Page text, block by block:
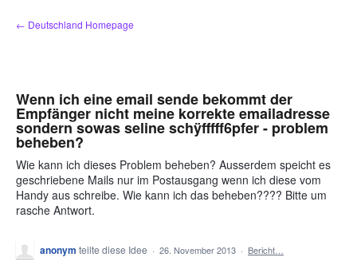
Zum
Inhalt
← Deutschland Homepage
Wenn ich eine email sende bekommt der
Empfänger nicht meine korrekte emailadresse
sondern sowas seline schÿfffff6pfer - problem
beheben?
Wie kann ich dieses Problem beheben? Ausserdem speicht es
geschriebene Mails nur im Postausgang wenn ich diese vom
Handy aus schreibe. Wie kann ich das beheben???? Bitte um
rasche Antwort.
anonym teilte diese Idee · 26. November 2013 · Bericht…